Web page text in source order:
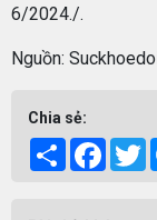
6/2024./.
Nguồn:
Chia sẻ:
Share